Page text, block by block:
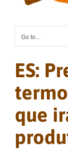
Go to...
ES:
que